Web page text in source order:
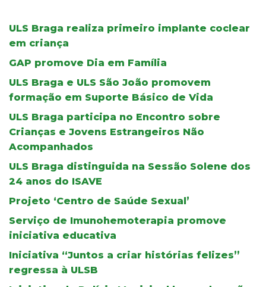
ULS Braga realiza primeiro implante coclear
em criança
GAP promove Dia em Família
ULS Braga e ULS São João promovem
formação em Suporte Básico de Vida
ULS Braga participa no Encontro sobre
Crianças e Jovens Estrangeiros Não
Acompanhados
ULS Braga distinguida na Sessão Solene dos
24 anos do ISAVE
Projeto ‘Centro de Saúde Sexual’
Serviço de Imunohemoterapia promove
iniciativa educativa
Iniciativa “Juntos a criar histórias felizes”
regressa à ULSB